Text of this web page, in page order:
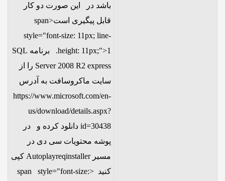
باشد در این صورت دو کار
قابل پیگیری است<span
style="font-size: 11px; line-
height: 11px;">1. برنامه SQL
Server 2008 R2 express را از
سایت ماکروسافت به آدرس
https://www.microsoft.com/en-
us/download/details.aspx?
id=30438 دانلود کرده و در
پوشه محتویات سی دی در
مسیر Autoplayreqinstaller کپی
کنید <span style="font-size: